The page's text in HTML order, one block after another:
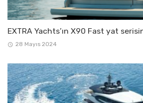
EXTRA Yachts’ın X90 Fast yat
28 Mayıs 2024